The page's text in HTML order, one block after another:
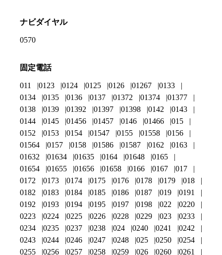
ナビダイヤル
0570
固定電話
011 0123 0124 0125 0126 01267
0133
0134
0135 0136 0137 01372 01374
01377
0138
0139 01392 01397 01398 0142
0143
0144
0145 01456 01457 0146 01466
015
0152
0153 0154 01547 0155 01558
0156
01564
0157 0158 01586 01587 0162
0163
01632
01634 01635 0164 01648
0165
01654
01655 01656 01658 0166 0167
017
0172
0173 0174 0175 0176 0178 0179
018
0182
0183 0184 0185 0186 0187 019
0191
0192
0193 0194 0195 0197 0198 022
0220
0223
0224 0225 0226 0228 0229 023
0233
0234
0235 0237 0238 024 0240 0241
0242
0243
0244 0246 0247 0248 025 0250
0254
0255
0256 0257 0258 0259 026 0260 0261